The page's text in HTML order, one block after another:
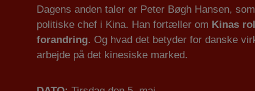
Dagens anden taler er Peter Bøgh Hansen,
politiske chef i Kina. Han fortæller om Kinas
forandring. Og hvad det betyder for danske
arbejde på det kinesiske marked.